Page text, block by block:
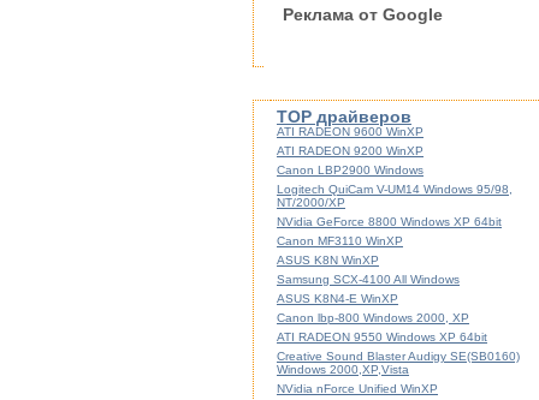
Реклама от Google
TOP драйверов
ATI RADEON 9600 WinXP
ATI RADEON 9200 WinXP
Canon LBP2900 Windows
Logitech QuiCam V-UM14 Windows 95/98,
NT/2000/XP
NVidia GeForce 8800 Windows XP 64bit
Canon MF3110 WinXP
ASUS K8N WinXP
Samsung SCX-4100 All Windows
ASUS K8N4-E WinXP
Canon lbp-800 Windows 2000, XP
ATI RADEON 9550 Windows XP 64bit
Creative Sound Blaster Audigy SE(SB0160)
Windows 2000,XP,Vista
NVidia nForce Unified WinXP